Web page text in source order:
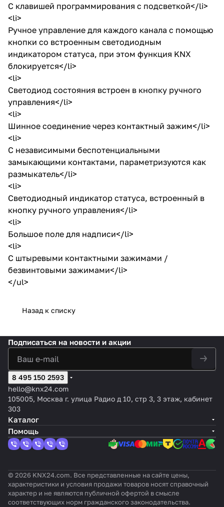
С клавишей программирования с подсветкой</li>
<li>
Ручное управление для каждого канала с помощью
кнопки со встроенным светодиодным
индикатором статуса, при этом функция KNX
блокируется</li>
<li>
Светодиод состояния встроен в кнопку ручного
управления</li>
<li>
Шинное соединение через контактный зажим</li>
<li>
С независимыми беспотенциальными
замыкающими контактами, параметризуются как
размыкатель</li>
<li>
Светодиодный индикатор статуса, встроенный в
кнопку ручного управления</li>
<li>
Большое поле для надписи</li>
<li>
С штыревыми контактными зажимами /
безвинтовыми зажимами</li>
</ul>
Назад к списку
Подписаться на новости и акции
8 495 150 2593
hello@knx24.com
105005, Москва г. улица Радио д 10, стр 3, 3 этаж, кабинет
303
Каталог
Помощь
© 2026 KNX24.com. Все представленные на сайте цены,
характеристики и условия продажи товаров носят справочный
характер и не являются публичной офертой в смысле
соответствующих норм гражданского законодательства.